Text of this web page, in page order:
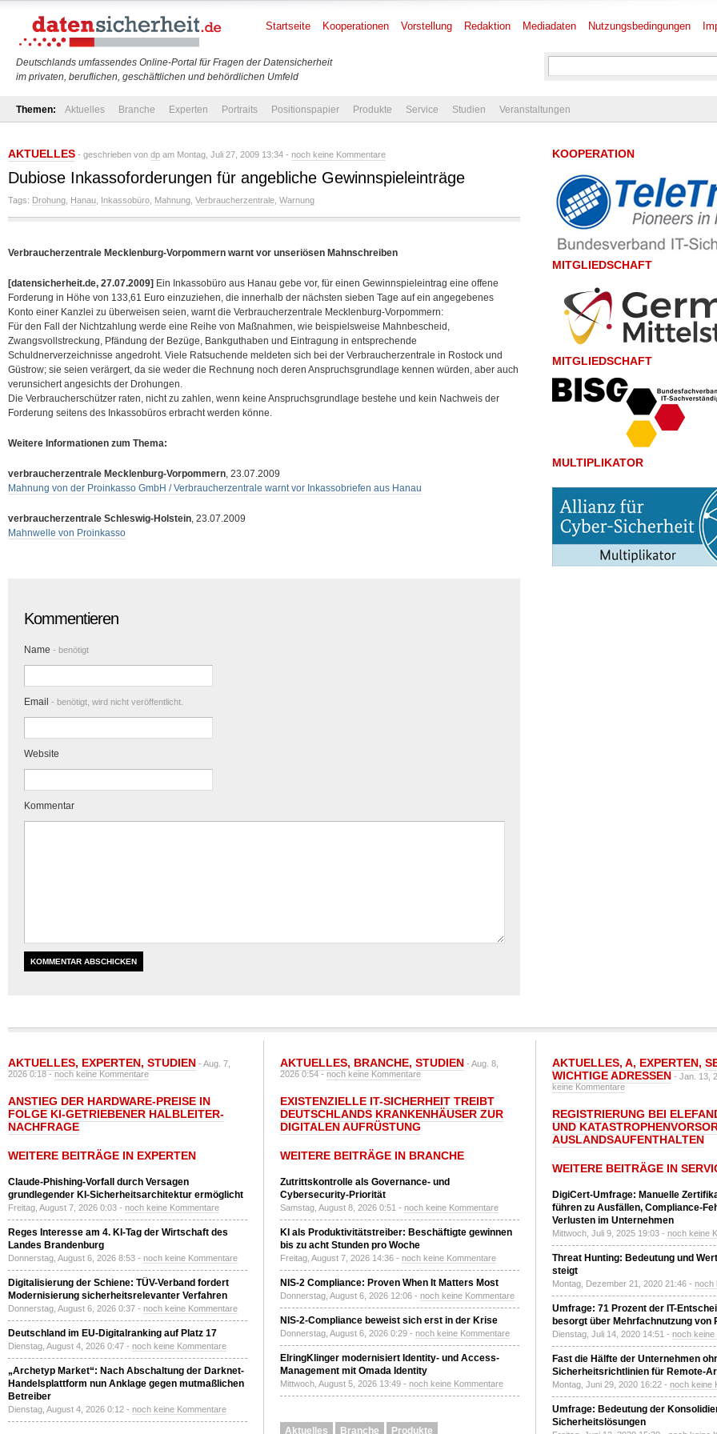
Deutschlands umfassendes Online-Portal für Fragen der Datensicherheit
im privaten, beruflichen, geschäftlichen und behördlichen Umfeld
Startseite Kooperationen Vorstellung Redaktion Mediadaten Nutzungsbedingungen
Themen: Aktuelles Branche Experten Portraits Positionspapier Produkte Service Studien Veranstaltungen
AKTUELLES - geschrieben von dp am Montag, Juli 27, 2009 13:34 - noch keine Kommentare
Dubiose Inkassoforderungen für angebliche Gewinnspieleinträge
Tags: Drohung Hanau Inkassobüro Mahnung Verbraucherzentrale Warnung
Verbraucherzentrale Mecklenburg-Vorpommern warnt vor unseriösen Mahnschreiben
[datensicherheit.de, 27.07.2009] Ein Inkassobüro aus Hanau gebe vor, für einen Gewinnspieleintrag eine offene
Forderung in Höhe von 133,61 Euro einzuziehen, die innerhalb der nächsten sieben Tage auf ein angegebenes
Konto einer Kanzlei zu überweisen seien, warnt die Verbraucherzentrale Mecklenburg-Vorpommern:
Für den Fall der Nichtzahlung werde eine Reihe von Maßnahmen, wie beispielsweise Mahnbescheid,
Zwangsvollstreckung, Pfändung der Bezüge, Bankguthaben und Eintragung in entsprechende
Schuldnerverzeichnisse angedroht. Viele Ratsuchende meldeten sich bei der Verbraucherzentrale in Rostock und
Güstrow; sie seien verärgert, da sie weder die Rechnung noch deren Anspruchsgrundlage kennen würden, aber auch
verunsichert angesichts der Drohungen.
Die Verbraucherschützer raten, nicht zu zahlen, wenn keine Anspruchsgrundlage bestehe und kein Nachweis der
Forderung seitens des Inkassobüros erbracht werden könne.
Weitere Informationen zum Thema:
verbraucherzentrale Mecklenburg-Vorpommern, 23.07.2009
Mahnung von der Proinkasso GmbH / Verbraucherzentrale warnt vor Inkassobriefen aus Hanau
verbraucherzentrale Schleswig-Holstein, 23.07.2009
Mahnwelle von Proinkasso
Kommentieren
Name - benötigt
Email - benötigt, wird nicht veröffentlicht.
Website
Kommentar
KOOPERATION
MITGLIEDSCHAFT
MITGLIEDSCHAFT
MULTIPLIKATOR
AKTUELLES, EXPERTEN, STUDIEN - Aug. 7,
2026 0:18 -noch keine Kommentare
ANSTIEG DER HARDWARE-PREISE IN
FOLGE KI-GETRIEBENER HALBLEITER-
NACHFRAGE
WEITERE BEITRÄGE IN EXPERTEN
Claude-Phishing-Vorfall durch Versagen
grundlegender KI-Sicherheitsarchitektur ermöglicht
Freitag, August 7, 2026 0:03 - noch keine Kommentare
Reges Interesse am 4. KI-Tag der Wirtschaft des
Landes Brandenburg
Donnerstag, August 6, 2026 8:53 - noch keine Kommentare
Digitalisierung der Schiene: TÜV-Verband fordert
Modernisierung sicherheitsrelevanter Verfahren
Donnerstag, August 6, 2026 0:37 - noch keine Kommentare
Deutschland im EU-Digitalranking auf Platz 17
Dienstag, August 4, 2026 0:47 - noch keine Kommentare
„Archetyp Market“: Nach Abschaltung der Darknet-
Handelsplattform nun Anklage gegen mutmaßlichen
Betreiber
Dienstag, August 4, 2026 0:12 - noch keine Kommentare
AKTUELLES, BRANCHE, STUDIEN - Aug. 8,
2026 0:54 -noch keine Kommentare
EXISTENZIELLE IT-SICHERHEIT TREIBT
DEUTSCHLANDS KRANKENHÄUSER ZUR
DIGITALEN AUFRÜSTUNG
WEITERE BEITRÄGE IN BRANCHE
Zutrittskontrolle als Governance- und
Cybersecurity-Priorität
Samstag, August 8, 2026 0:51 - noch keine Kommentare
KI als Produktivitätstreiber: Beschäftigte gewinnen
bis zu acht Stunden pro Woche
Freitag, August 7, 2026 14:36 - noch keine Kommentare
NIS-2 Compliance: Proven When It Matters Most
Donnerstag, August 6, 2026 12:06 - noch keine Kommentare
NIS-2-Compliance beweist sich erst in der Krise
Donnerstag, August 6, 2026 0:29 - noch keine Kommentare
ElringKlinger modernisiert Identity- und Access-
Management mit Omada Identity
Mittwoch, August 5, 2026 13:49 - noch keine Kommentare
Aktuelles Branche Produkte
AKTUELLES, A, EXPERTEN,
WICHTIGE ADRESSEN - Jan. 13,
keine Kommentare
REGISTRIERUNG BEI
UND
AUSLANDSAUFENTHALTEN
WEITERE BEITRÄGE IN
DigiCert-Umfrage: Manuelle
führen zu Ausfällen, Compliance-
Verlusten im Unternehmen
Mittwoch, Juli 9, 2025 19:03 - noch keine
Threat Hunting: Bedeutung und
steigt
Montag, Dezember 21, 2020 21:46 - noch
Umfrage: 71 Prozent der IT-
besorgt über Mehrfachnutzung von
Dienstag, Juli 14, 2020 14:51 - noch keine
Fast die Hälfte der Unternehmen
Sicherheitsrichtlinien für Remote-
Montag, Juni 29, 2020 16:22 - noch keine
Umfrage: Bedeutung der
Sicherheitslösungen